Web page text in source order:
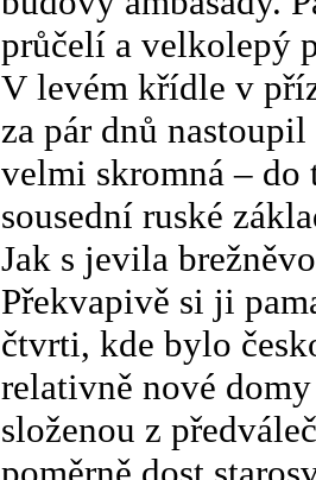
průčelí a velkolepý
V levém křídle v
za pár dnů
velmi skromná –
sousední ruské
Jak s jevila
Překvapivě si ji
čtvrti, kde bylo
relativně nové
složenou z